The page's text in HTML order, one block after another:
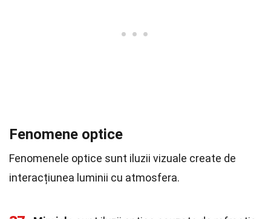
Fenomene optice
Fenomenele optice sunt iluzii vizuale create de
interacțiunea luminii cu atmosfera.